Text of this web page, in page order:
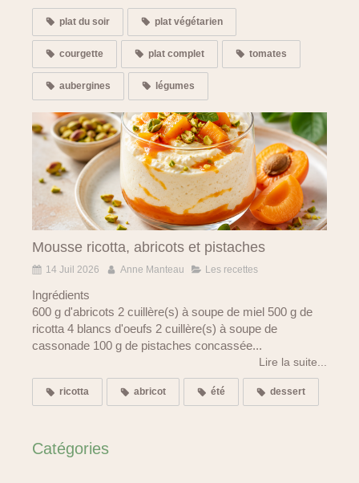
plat du soir plat végétarien
courgette plat complet tomates
aubergines légumes
Mousse ricotta, abricots et pistaches
14 Juil 2026 Anne Manteau Les recettes
Ingrédients
600 g d'abricots 2 cuillère(s) à soupe de miel 500 g de
ricotta 4 blancs d'oeufs 2 cuillère(s) à soupe de
cassonade 100 g de pistaches concassée...
Lire la suite...
ricotta abricot été dessert
Catégories